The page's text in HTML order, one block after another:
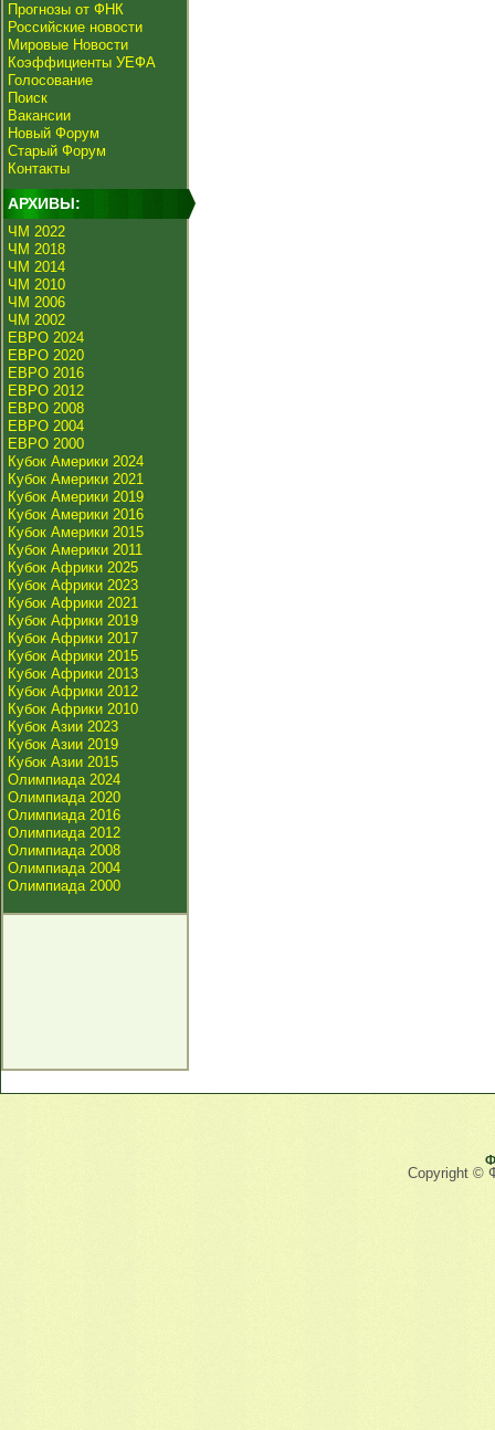
Прогнозы от ФНК
Российские новости
Мировые Новости
Коэффициенты УЕФА
Голосование
Поиск
Вакансии
Новый Форум
Старый Форум
Контакты
АРХИВЫ:
ЧМ 2022
ЧМ 2018
ЧМ 2014
ЧМ 2010
ЧМ 2006
ЧМ 2002
ЕВРО 2024
ЕВРО 2020
ЕВРО 2016
ЕВРО 2012
ЕВРО 2008
ЕВРО 2004
ЕВРО 2000
Кубок Америки 2024
Кубок Америки 2021
Кубок Америки 2019
Кубок Америки 2016
Кубок Америки 2015
Кубок Америки 2011
Кубок Африки 2025
Кубок Африки 2023
Кубок Африки 2021
Кубок Африки 2019
Кубок Африки 2017
Кубок Африки 2015
Кубок Африки 2013
Кубок Африки 2012
Кубок Африки 2010
Кубок Азии 2023
Кубок Азии 2019
Кубок Азии 2015
Олимпиада 2024
Олимпиада 2020
Олимпиада 2016
Олимпиада 2012
Олимпиада 2008
Олимпиада 2004
Олимпиада 2000
Copyright ©